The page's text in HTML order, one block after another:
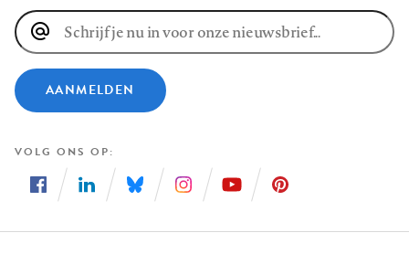
E-
mailadres
AANMELDEN
VOLG ONS OP
ons
ons
ons
ons
ons
ons